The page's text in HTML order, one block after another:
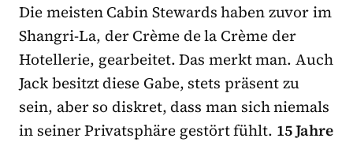
Die meisten Cabin Stewards haben zuvor im
Shangri-La, der Crème de la Crème der
Hotellerie, gearbeitet. Das merkt man. Auch
Jack besitzt diese Gabe, stets präsent zu
sein, aber so diskret, dass man sich niemals
in seiner Privatsphäre gestört fühlt. 15 Jahre